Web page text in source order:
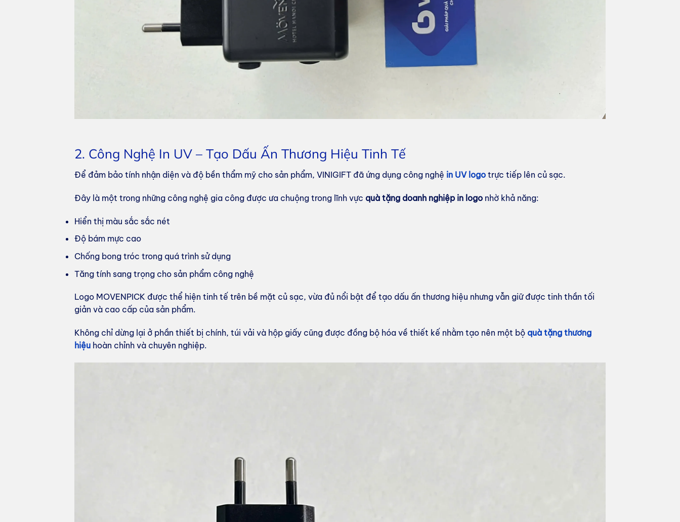
2. Công Nghệ In UV – Tạo Dấu Ấn Thương Hiệu Tinh Tế
Để đảm bảo tính nhận diện và độ bền thẩm mỹ cho sản phẩm, VINIGIFT đã ứng dụng công nghệ in UV logo trực tiếp lên củ sạc.
Đây là một trong những công nghệ gia công được ưa chuộng trong lĩnh vực quà tặng doanh nghiệp in logo nhờ khả năng:
Hiển thị màu sắc sắc nét
Độ bám mực cao
Chống bong tróc trong quá trình sử dụng
Tăng tính sang trọng cho sản phẩm công nghệ
Logo MOVENPICK được thể hiện tinh tế trên bề mặt củ sạc, vừa đủ nổi bật để tạo dấu ấn thương hiệu nhưng vẫn giữ được tinh thần tối
giản và cao cấp của sản phẩm.
Không chỉ dừng lại ở phần thiết bị chính, túi vải và hộp giấy cũng được đồng bộ hóa về thiết kế nhằm tạo nên một bộ quà tặng thương
hiệu hoàn chỉnh và chuyên nghiệp.